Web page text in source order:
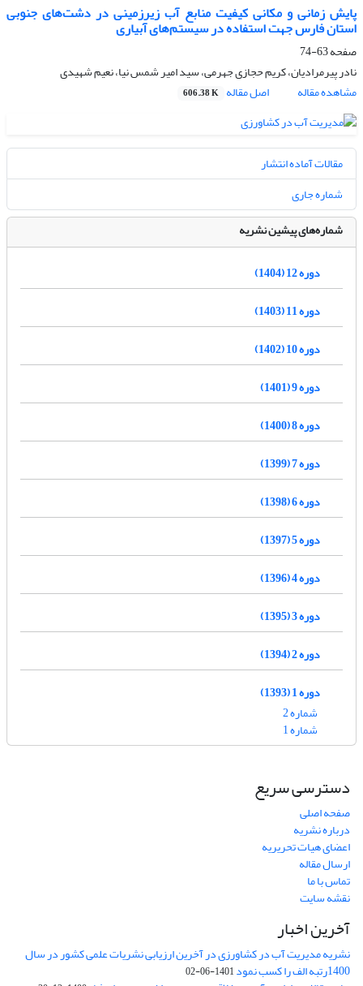
پایش زمانی و مکانی کیفیت منابع آب زیرزمینی در دشت‌های جنوبی
استان فارس جهت استفاده در سیستم‌های آبیاری
صفحه63-74
نادر پیرمرادیان، کریم حجازی جهرمی، سید امیر شمس نیا، نعیم شهیدی
مشاهده مقاله
اصل مقاله 606.38 K
مقالات آماده انتشار
شماره جاری
شماره‌های پیشین نشریه
دوره 12 (1404)
دوره 11 (1403)
دوره 10 (1402)
دوره 9 (1401)
دوره 8 (1400)
دوره 7 (1399)
دوره 6 (1398)
دوره 5 (1397)
دوره 4 (1396)
دوره 3 (1395)
دوره 2 (1394)
دوره 1 (1393)
شماره 2
شماره 1
دسترسی سریع
صفحه اصلی
درباره نشریه
اعضای هیات تحریریه
ارسال مقاله
تماس با ما
نقشه سایت
آخرین اخبار
نشریه مدیریت آب در کشاورزی در آخرین ارزیابی نشریات علمی کشور در سال
1400رتبه الف را کسب نمود 1401-06-02